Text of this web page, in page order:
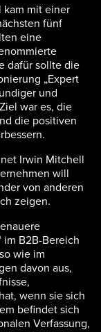
kam mit einer
fünf
eine
dafür sollte die
„Expert
und
war es, die
die positiven
Irwin Mitchell
will
von anderen
zeigen.
im B2B-Bereich
wie im
davon aus,
wenn sie sich
befindet sich
Verfassung,